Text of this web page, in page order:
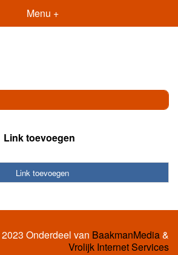
Menu +
Link toevoegen
Link toevoegen
Onderdeel van BaakmanMedia&
Vrolijk Internet Services